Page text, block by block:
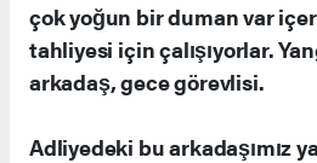
çok yoğun bir duman var
tahliyesi için çalışıyorlar.
arkadaş, gece görevlisi.
Adliyedeki bu arkadaşımız